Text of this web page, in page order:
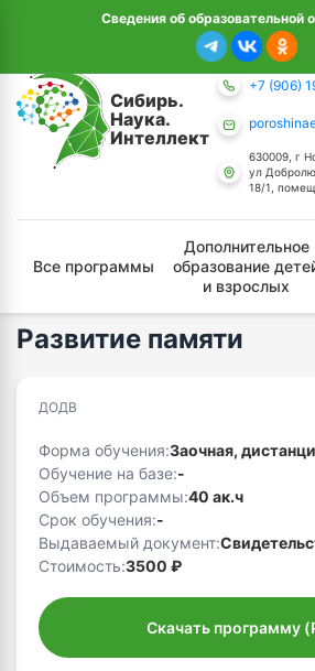
Сведения об образовательной
Сибирь.
Наука.
Интеллект
+7 (906)
630009, г
ул
18/1,
Все программы
Дополнительное
образование
и взрослых
Все программы
Развитие памяти
ДОДВ
Форма обучения:Заочная,
Обучение на базе:-
Объем программы:40 ак.ч
Срок обучения:-
Выдаваемый документ:
Стоимость:3500 ₽
Скачать программу